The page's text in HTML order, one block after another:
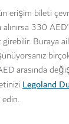
erişim bileti
330
Buraya
arasında
Legoland